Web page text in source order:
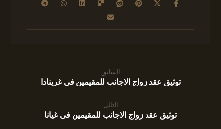
السابق
توثيق عقد زواج الاجانب للمقيمين فى غرينادا
التالى
توثيق عقد زواج الاجانب للمقيمين فى غيانا